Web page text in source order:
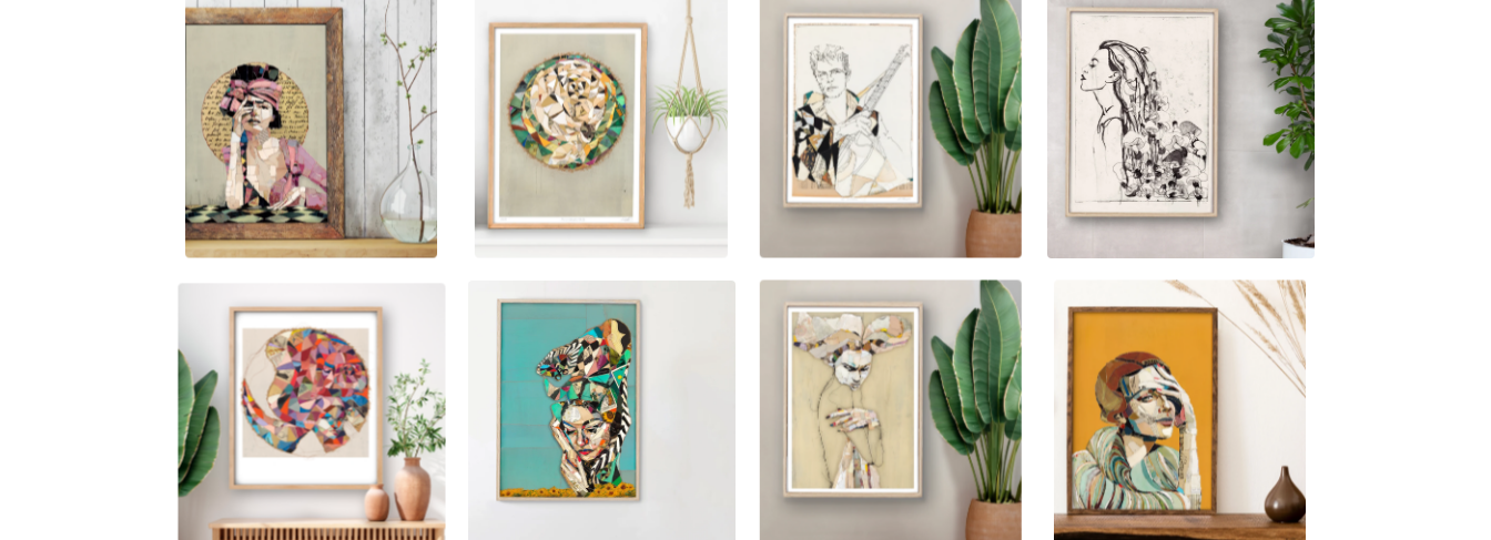
800,00kr
kr
1.500,00kr
500,00kr 950,00